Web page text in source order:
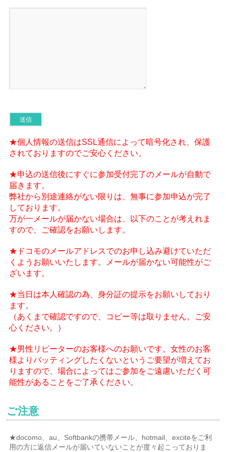
★個人情報の送信はSSL通信によって暗号化され、保護
されておりますのでご安心ください。
★申込の送信後にすぐに参加受付完了のメールが自動で
届きます。
弊社から別途連絡がない限りは、無事に参加申込が完了
しております。
万が一メールが届かない場合は、以下のことが考えれま
すので、ご確認をお願いします。
★ドコモのメールアドレスでのお申し込み避けていただ
くようお願いいたします。メールが届かない可能性がご
ざいます。
★当日は本人確認の為、身分証の提示をお願いしており
ます。
（あくまで確認ですので、コピー等は取りません。ご安
心ください。）
★男性リピーターのお客様へのお願いです。女性のお客
様よりバッティングしたくないというご要望が増えてお
りますので、場合によってはご参加をご遠慮いただく可
能性があることをご了承ください。
ご注意
★docomo、au、Softbankの携帯メール、hotmail、exciteをご利
用の方に返信メールが届いていないことが度々起こっておりま